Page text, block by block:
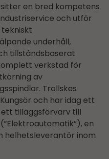
en bred kompetens
och utför
underhåll,
tillståndsbaserat
verkstad för
av
Trollskes
och har idag ett
tilläggsförvärv till
en
helhetsleverantör inom